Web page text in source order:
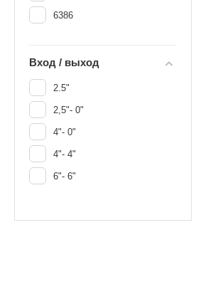
6386
Вход / выход
2.5"
2,5"- 0"
4"- 0"
4"- 4"
6"- 6"